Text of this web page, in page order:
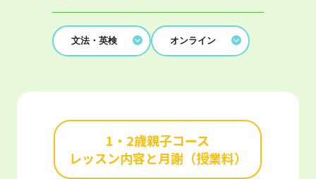
文法・英検 オンライン
1・2歳親子コース
レッスン内容と月謝（授業料）